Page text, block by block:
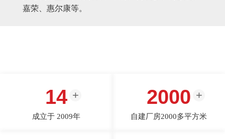
嘉荣、惠尔康等。
14
成立于 2009年
2000
自建厂房2000多平方米